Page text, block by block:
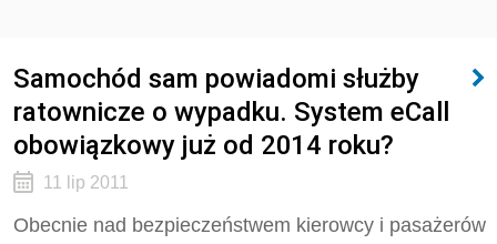
Samochód sam powiadomi służby
ratownicze o wypadku. System eCall
obowiązkowy już od 2014 roku?
11 lip 2011
Obecnie nad bezpieczeństwem kierowcy i pasażerów